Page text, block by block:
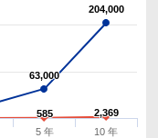
63,000
63,000
204,000
204,000
585
585 2,369
2,369
5 年 10 年